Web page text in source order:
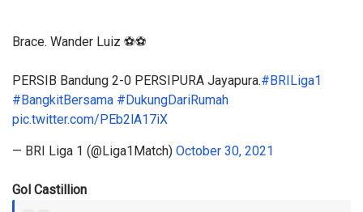
Brace. Wander Luiz ⚽️⚽️
PERSIB Bandung 2-0 PERSIPURA Jayapura.#BRILiga1
#BangkitBersama #DukungDariRumah
pic.twitter.com/PEb2lA17iX
— BRI Liga 1 (@Liga1Match) October 30, 2021
Gol Castillion